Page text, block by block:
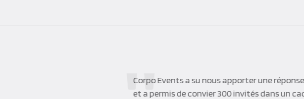
Corpo Events a su nous apporter une
et a permis de convier 300 invités dans un